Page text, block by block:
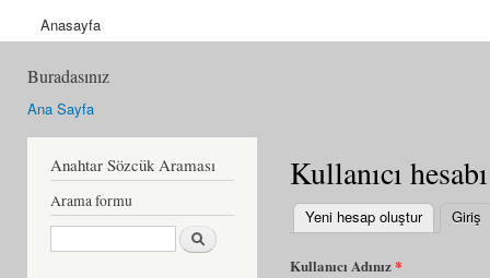
Anasayfa
Buradasınız
Ana Sayfa
Anahtar Sözcük Araması
Arama formu
Ara
Kullanıcı hesabı
Yeni hesap oluştur Giriş
Kullanıcı Adınız*